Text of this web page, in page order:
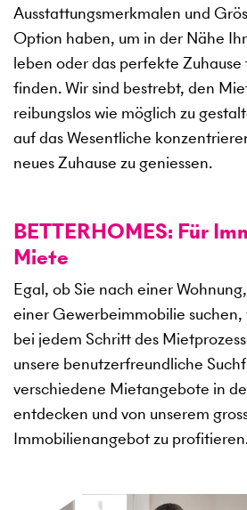
Ausstattungsmerkmalen und
Option haben, um in der Nähe
leben oder das perfekte Zuhause
finden. Wir sind bestrebt, den
reibungslos wie möglich zu
auf das Wesentliche
neues Zuhause zu geniessen.
BETTERHOMES: Für
Miete
Egal, ob Sie nach einer
einer Gewerbeimmobilie suchen,
bei jedem Schritt des
unsere benutzerfreundliche
verschiedene Mietangebote in
entdecken und von unserem
Immobilienangebot zu